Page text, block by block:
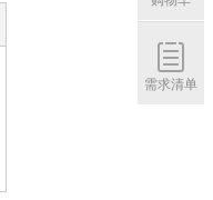
需求清单